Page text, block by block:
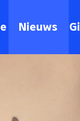
Nieuws